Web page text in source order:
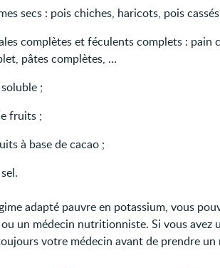
secs : pois chiches, haricots, pois
complètes et féculents complets : pain
pâtes complètes, …
;
fruits ;
à base de cacao ;
adapté pauvre en potassium, vous
un médecin nutritionniste. Si vous avez
votre médecin avant de prendre un